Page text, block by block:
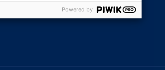
Powered by